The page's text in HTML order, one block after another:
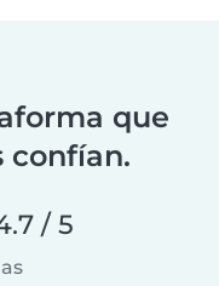
que
confían.
/ 5